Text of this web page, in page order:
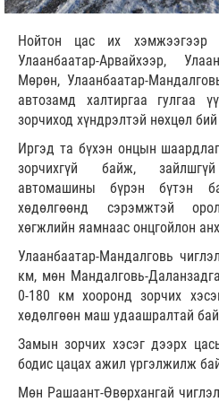
Нойтон цас их хэмжээгээр
Улаанбаатар-Арвайхээр,
Мөрөн, Улаанбаатар-
автозамд халтиргаа гулгаа
зорчиход хүндрэлтэй нөхцөл
Иргэд та бүхэн онцын
зорчихгүй байж,
автомашины бүрэн бүтэн
хөдөлгөөнд сэрэмжтэй
хөгжлийн яамнаас онцгойлон
Улаанбаатар-Мандалговь
км, мөн Мандалговь-
0-180 км хооронд зорчих
хөдөлгөөн маш удаашралтай
Замын зорчих хэсэг дээрх
бодис цацах ажил үргэлжилж
Мөн Рашаант-Өвөрхангай